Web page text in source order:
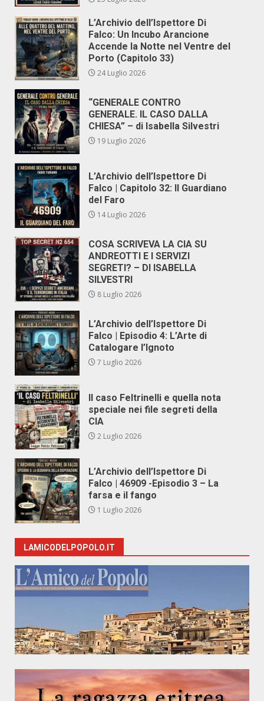
L’Archivio dell’Ispettore Di
Falco: Un Incubo Arancione
Accende la Notte nel Ventre del
Porto (Capitolo 33)
24 Luglio 2026
“GENERALE CONTRO
GENERALE. IL CASO DALLA
CHIESA” – di Isabella Silvestri
19 Luglio 2026
L’Archivio dell’Ispettore Di
Falco | Capitolo 32: Il Guardiano
del Faro
14 Luglio 2026
COSA SCRIVEVA LA CIA SU
ANDREOTTI E I SERVIZI
SEGRETI? – DI ISABELLA
SILVESTRI
8 Luglio 2026
L’Archivio dell’Ispettore Di
Falco | Episodio 4: L’Arte di
Catalogare l’Ignoto
7 Luglio 2026
Il caso Feltrinelli e quella nota
speciale nei file segreti della
CIA
2 Luglio 2026
L’Archivio dell’Ispettore Di
Falco | 46909 -Episodio 3 – La
farsa e il fango
1 Luglio 2026
LAMICODELPOPOLO.IT